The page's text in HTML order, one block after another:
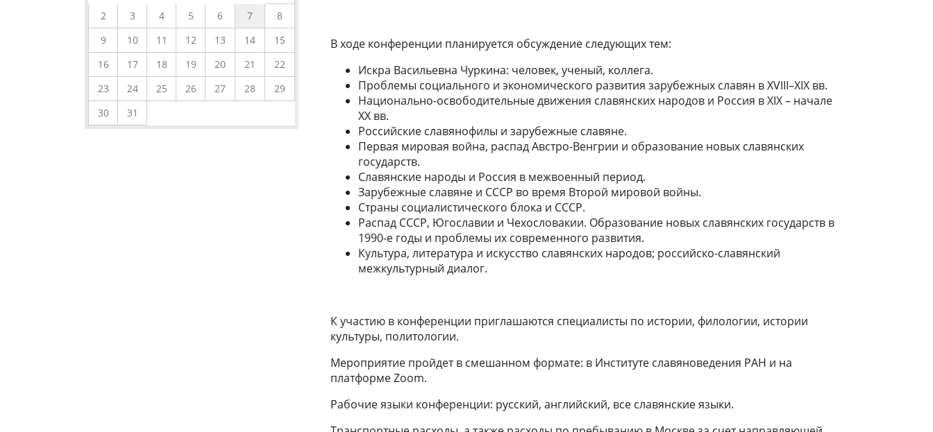
2
3 4 5 6 7
8
9
10 11 12 13 14
15
16
17 18 19 20 21
22
23
24 25 26 27 28
29
30
31
В ходе конференции планируется обсуждение следующих тем:
Искра Васильевна Чуркина: человек, ученый, коллега.
Проблемы социального и экономического развития зарубежных славян в XVIII–XIX вв.
Национально-освободительные движения славянских народов и Россия в XIX – начале
XX вв.
Российские славянофилы и зарубежные славяне.
Первая мировая война, распад Австро-Венгрии и образование новых славянских
государств.
Славянские народы и Россия в межвоенный период.
Зарубежные славяне и СССР во время Второй мировой войны.
Страны социалистического блока и СССР.
Распад СССР, Югославии и Чехословакии. Образование новых славянских государств в
1990-е годы и проблемы их современного развития.
Культура, литература и искусство славянских народов; российско-славянский
межкультурный диалог.
К участию в конференции приглашаются специалисты по истории, филологии, истории
культуры, политологии.
Мероприятие пройдет в смешанном формате: в Институте славяноведения РАН и на
платформе Zoom.
Рабочие языки конференции: русский, английский, все славянские языки.